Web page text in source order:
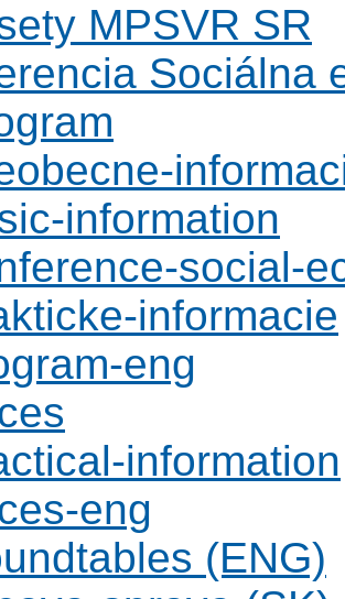
MPSVR SR
Sociálna
information
social-
informacie
eng
information
eng
(ENG)